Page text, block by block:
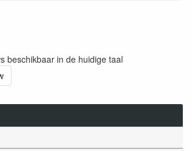
beschikbaar in de huidige taal